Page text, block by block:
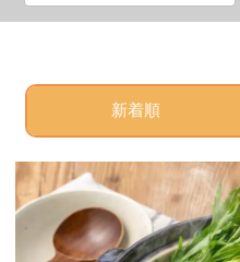
新着順